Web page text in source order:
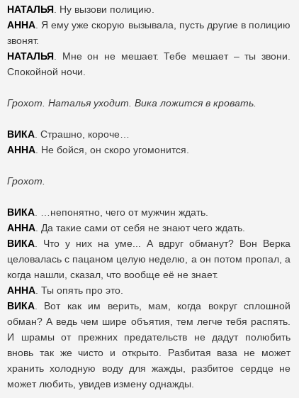
НАТАЛЬЯ . Ну вызови полицию.
АННА . Я ему уже скорую вызывала, пусть другие в полицию
звонят.
НАТАЛЬЯ . Мне он не мешает. Тебе мешает – ты звони.
Спокойной ночи.
Грохот. Наталья уходит. Вика ложится в кровать.
ВИКА . Страшно, короче…
АННА . Не бойся, он скоро угомонится.
Грохот.
ВИКА . …непонятно, чего от мужчин ждать.
АННА . Да такие сами от себя не знают чего ждать.
ВИКА . Что у них на уме... А вдруг обманут? Вон Верка
целовалась с пацаном целую неделю, а он потом пропал, а
когда нашли, сказал, что вообще её не знает.
АННА . Ты опять про это.
ВИКА . Вот как им верить, мам, когда вокруг сплошной
обман? А ведь чем шире объятия, тем легче тебя распять.
И шрамы от прежних предательств не дадут полюбить
вновь так же чисто и открыто. Разбитая ваза не может
хранить холодную воду для жажды, разбитое сердце не
может любить, увидев измену однажды.